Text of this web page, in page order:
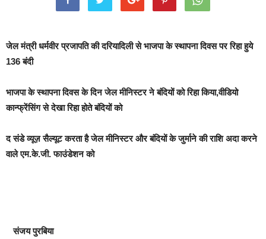
जेल मंत्री धर्मवीर प्रजापति की दरियादिली से भाजपा के स्थापना दिवस पर रिहा हुये
136 बंदी
भाजपा के स्थापना दिवस के दिन जेल मीनिस्टर ने बंदियों को रिहा किया,वीडियो
कान्फ्रेंसिंग से देखा रिहा होते बंदियों को
द संडे व्यूज़ सैल्यूट करता है जेल मीनिस्टर और बंदियों के जुर्माने की राशि अदा करने
वाले एम.के.जी. फाउंडेशन को
संजय पुरबिया